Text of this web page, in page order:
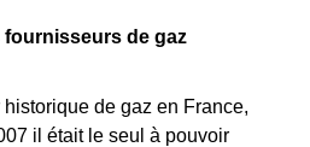
fournisseurs de gaz
de gaz en France,
il était le seul à pouvoir